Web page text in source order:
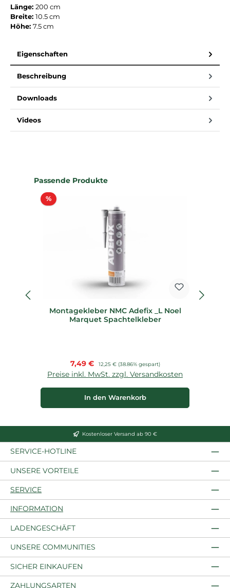
Länge: 200 cm
Breite: 10.5 cm
Höhe: 7.5 cm
Eigenschaften
Beschreibung
Downloads
Videos
Produktgalerie überspringen
Passende Produkte
%Rabatt
Montagekleber NMC Adefix _L Noel
Marquet Spachtelkleber
Verkaufspreis:
7,49 € Regulärer Preis:
12,25 € (38.86% gespart)
Preise inkl. MwSt. zzgl. Versandkosten
In den Warenkorb
Kostenloser Versand ab 90 €
SERVICE-HOTLINE
UNSERE VORTEILE
SERVICE
INFORMATION
LADENGESCHÄFT
UNSERE COMMUNITIES
SICHER EINKAUFEN
ZAHLUNGSARTEN